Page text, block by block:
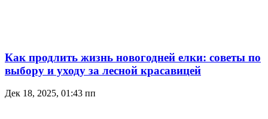
Как продлить жизнь новогодней елки: советы по
выбору и уходу за лесной красавицей
Дек 18, 2025, 01:43 пп